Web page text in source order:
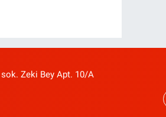
Zeki Bey Apt. 10/A